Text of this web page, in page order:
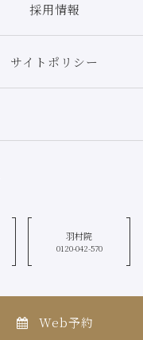
採用情報
サイトポリシー
Web予約
羽村院
0120-042-570